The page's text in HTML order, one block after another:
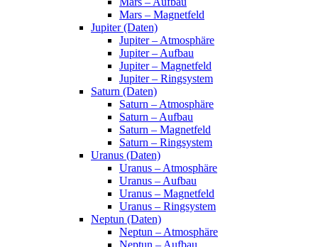
Mars – Magnetfeld
Jupiter (Daten)
Jupiter – Atmosphäre
Jupiter – Aufbau
Jupiter – Magnetfeld
Jupiter – Ringsystem
Saturn (Daten)
Saturn – Atmosphäre
Saturn – Aufbau
Saturn – Magnetfeld
Saturn – Ringsystem
Uranus (Daten)
Uranus – Atmosphäre
Uranus – Aufbau
Uranus – Magnetfeld
Uranus – Ringsystem
Neptun (Daten)
Neptun – Atmosphäre
Neptun – Aufbau